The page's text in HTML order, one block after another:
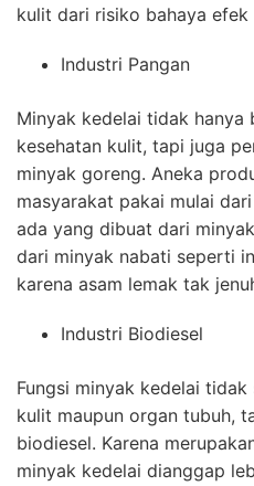
kulit dari risiko bahaya efek
Industri Pangan
Minyak kedelai tidak hanya
kesehatan kulit, tapi juga
minyak goreng. Aneka
masyarakat pakai mulai
ada yang dibuat dari
dari minyak nabati seperti
karena asam lemak tak
Industri Biodiesel
Fungsi minyak kedelai
kulit maupun organ tubuh,
biodiesel. Karena
minyak kedelai dianggap